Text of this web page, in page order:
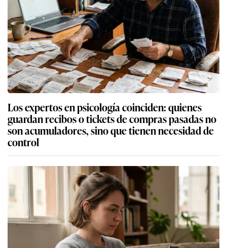
Los expertos en psicología coinciden: quienes
guardan recibos o tickets de compras pasadas no
son acumuladores, sino que tienen necesidad de
control